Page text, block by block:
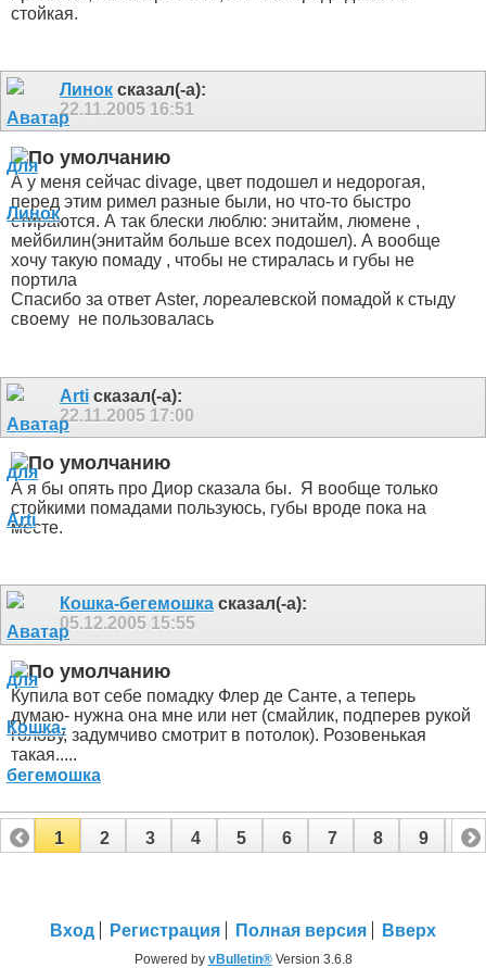
стойкая.
Линок сказал(-а):
22.11.2005 16:51
А у меня сейчас divage, цвет подошел и недорогая,
перед этим римел разные были, но что-то быстро
стираются. А так блески люблю: энитайм, люмене ,
мейбилин(энитайм больше всех подошел). А вообще
хочу такую помаду , чтобы не стиралась и губы не
портила
Спасибо за ответ Aster, лореалевской помадой к стыду
своему не пользовалась
Arti сказал(-а):
22.11.2005 17:00
А я бы опять про Диор сказала бы. Я вообще только
стойкими помадами пользуюсь, губы вроде пока на
месте.
Кошка-бегемошка сказал(-а):
05.12.2005 15:55
Купила вот себе помадку Флер де Санте, а теперь
думаю- нужна она мне или нет (смайлик, подперев рукой
голову, задумчиво смотрит в потолок). Розовенькая
такая.....
1 2 3 4 5 6 7 8 9 10
Вход Регистрация Полная версия Вверх
Powered by vBulletin®Version 3.6.8